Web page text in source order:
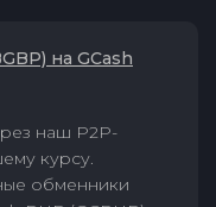
на GCash
наш P2P-
курсу.
обменники